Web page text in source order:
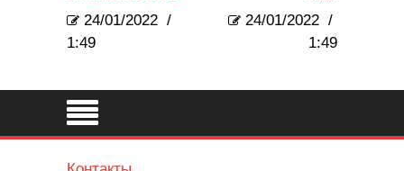
24/01/2022 /
1:49
24/01/2022 /
1:49